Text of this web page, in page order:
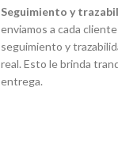
Seguimiento y
enviamos a cada
seguimiento y
real. Esto le brinda
entrega.